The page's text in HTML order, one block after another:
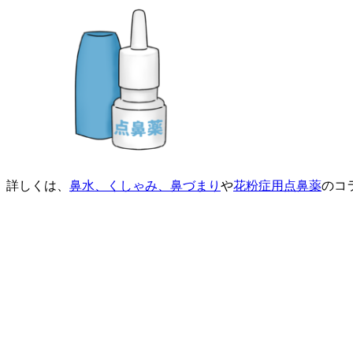
詳しくは、 鼻水、くしゃみ、鼻づまり や花粉症用点鼻薬のコ